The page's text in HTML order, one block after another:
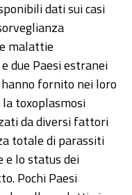
dati sui casi
malattie
due Paesi estranei
fornito nei loro
toxoplasmosi
da diversi fattori
totale di parassiti
e lo status dei
Pochi Paesi